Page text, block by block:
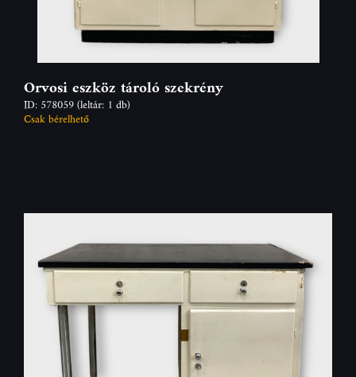
Orvosi eszköz tároló szekrény
ID: 578059(leltár: 1 db)
Csak bérelhető